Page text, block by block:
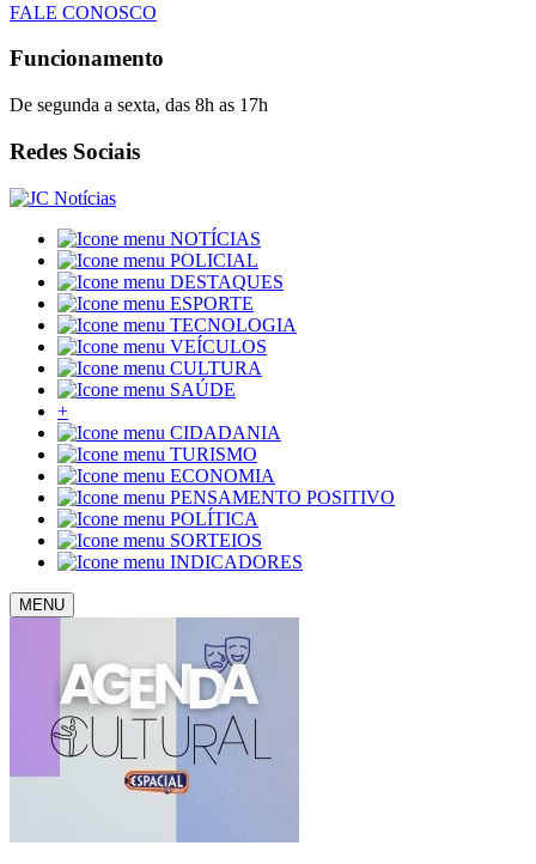
FALE CONOSCO
Funcionamento
De segunda a sexta, das 8h as 17h
Redes Sociais
NOTÍCIAS
POLICIAL
DESTAQUES
ESPORTE
TECNOLOGIA
VEÍCULOS
CULTURA
SAÚDE
+
CIDADANIA
TURISMO
ECONOMIA
PENSAMENTO POSITIVO
POLÍTICA
SORTEIOS
INDICADORES
MENU